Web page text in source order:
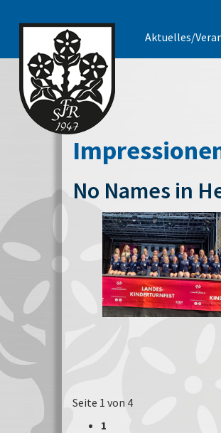
Aktuelles/
No Names in
Seite 1 von 4
1